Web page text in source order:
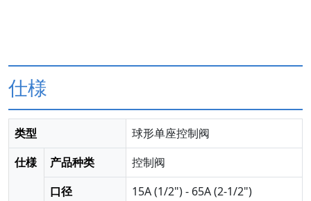
仕様
类型
球形单座控制阀
仕様
产品种类
控制阀
口径
15A (1/2") - 65A (2-1/2")